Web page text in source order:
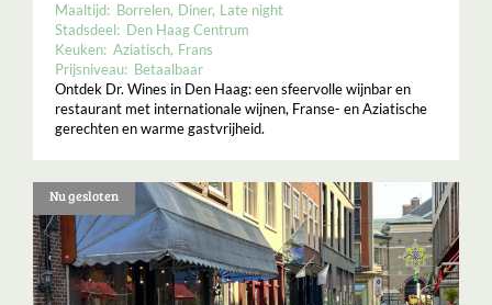
Maaltijd: Borrelen Diner Late night
Stadsdeel: Den Haag Centrum
Keuken: Aziatisch Frans
Prijsniveau: Betaalbaar
Ontdek Dr. Wines in Den Haag: een sfeervolle wijnbar en
restaurant met internationale wijnen, Franse- en Aziatische
gerechten en warme gastvrijheid.
Nu gesloten